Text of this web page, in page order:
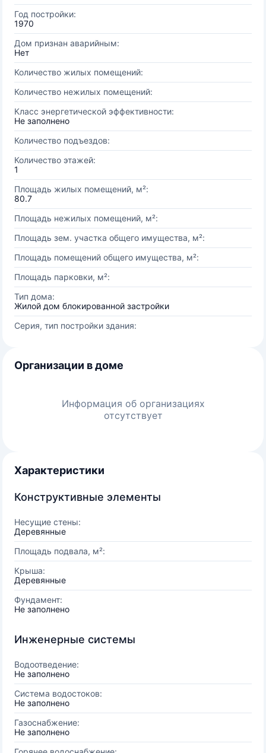
Год постройки:
1970
Дом признан аварийным:
Нет
Количество жилых помещений:
Количество нежилых помещений:
Класс энергетической эффективности:
Не заполнено
Количество подъездов:
Количество этажей:
1
Площадь жилых помещений, м²:
80.7
Площадь нежилых помещений, м²:
Площадь зем. участка общего имущества, м²:
Площадь помещений общего имущества, м²:
Площадь парковки, м²:
Тип дома:
Жилой дом блокированной застройки
Серия, тип постройки здания:
Организации в доме
Информация об организациях
отсутствует
Характеристики
Конструктивные элементы
Несущие стены:
Деревянные
Площадь подвала, м²:
Крыша:
Деревянные
Фундамент:
Не заполнено
Инженерные системы
Водоотведение:
Не заполнено
Система водостоков:
Не заполнено
Газоснабжение:
Не заполнено